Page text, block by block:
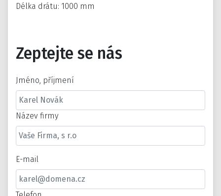
Délka drátu: 1000 mm
Zeptejte se nás
Jméno, příjmení
Název firmy
E-mail